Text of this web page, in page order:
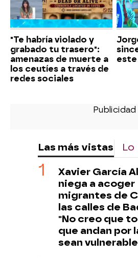
"Te habría violado y
grabado tu trasero":
amenazas de muerte a
los ceutíes a través de
redes sociales
Las más vistas Lo
Xavier García
niega a acoger
migrantes de
las calles de
"No creo que
que andan por
sean